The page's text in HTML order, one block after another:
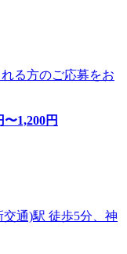
る方のご応募をお
〜1,200円
通)駅 徒歩5分、神